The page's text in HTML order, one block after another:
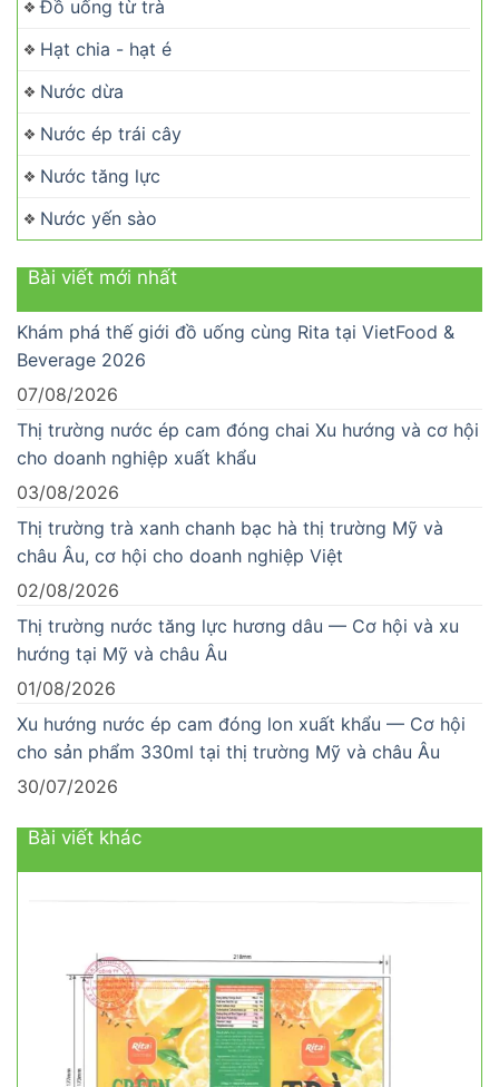
Đồ uống từ trà
Hạt chia - hạt é
Nước dừa
Nước ép trái cây
Nước tăng lực
Nước yến sào
Bài viết mới nhất
Khám phá thế giới đồ uống cùng Rita tại VietFood &
Beverage 2026
07/08/2026
Thị trường nước ép cam đóng chai Xu hướng và cơ hội
cho doanh nghiệp xuất khẩu
03/08/2026
Thị trường trà xanh chanh bạc hà thị trường Mỹ và
châu Âu, cơ hội cho doanh nghiệp Việt
02/08/2026
Thị trường nước tăng lực hương dâu — Cơ hội và xu
hướng tại Mỹ và châu Âu
01/08/2026
Xu hướng nước ép cam đóng lon xuất khẩu — Cơ hội
cho sản phẩm 330ml tại thị trường Mỹ và châu Âu
30/07/2026
Bài viết khác